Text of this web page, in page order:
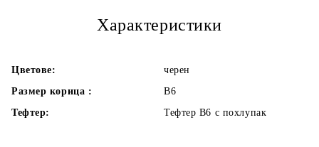
Характеристики
Цветове:
черен
Размер корица :
В6
Тефтер:
Тефтер В6 с похлупак